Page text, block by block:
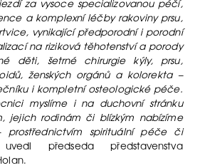
za vysoce specializovanou péčí,
a komplexní léčby rakoviny prsu,
vynikající předporodní i porodní
na riziková těhotenství a porody
děti, šetrné chirurgie kýly, prsu,
ženských orgánů a kolorekta –
i kompletní osteologické péče.
myslíme i na duchovní stránku
jejich rodinám či blízkým nabízíme
prostřednictvím spirituální péče či
předseda představenstva